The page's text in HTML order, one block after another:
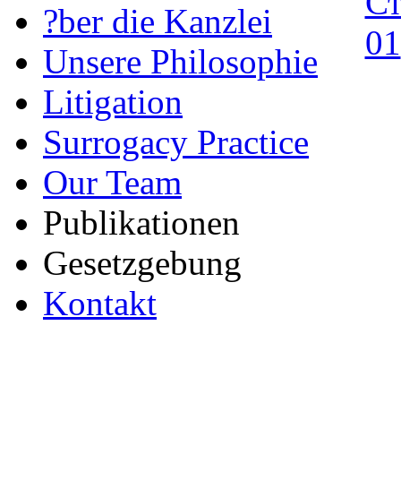
?ber die Kanzlei
Unsere Philosophie
Litigation
Surrogacy Practice
Our Team
Publikationen
Gesetzgebung
Kontakt